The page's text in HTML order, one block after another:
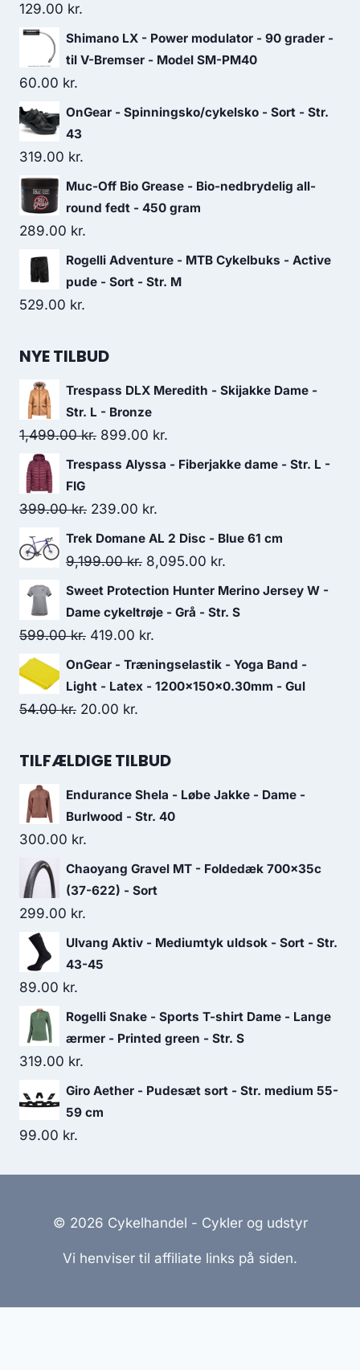
129.00 kr.
Shimano LX - Power modulator - 90 grader -
til V-Bremser - Model SM-PM40
60.00 kr.
OnGear - Spinningsko/cykelsko - Sort - Str.
43
319.00 kr.
Muc-Off Bio Grease - Bio-nedbrydelig all-
round fedt - 450 gram
289.00 kr.
Rogelli Adventure - MTB Cykelbuks - Active
pude - Sort - Str. M
529.00 kr.
NYE TILBUD
Trespass DLX Meredith - Skijakke Dame -
Str. L - Bronze
1,499.00kr. Original
price
1,499.00 kr..
899.00 kr.
price
Trespass Alyssa - Fiberjakke dame - Str. L -
FIG
399.00kr. Original
price
was:
239.00 kr.
price
is:
Trek Domane AL 2 Disc - Blue 61 cm
9,199.00kr. Original
price
was:
9,199.00 kr..
8,095.00 kr.
price
is:
Sweet Protection Hunter Merino Jersey W -
Dame cykeltrøje - Grå - Str. S
599.00kr. Original
price
was:
599.00 kr..
419.00 kr.
price
is:
OnGear - Træningselastik - Yoga Band -
Light - Latex - 1200x150x0.30mm - Gul
54.00kr. Original
was:
20.00 kr.
is:
TILFÆLDIGE TILBUD
Endurance Shela - Løbe Jakke - Dame -
Burlwood - Str. 40
300.00 kr.
Chaoyang Gravel MT - Foldedæk 700x35c
(37-622) - Sort
299.00 kr.
Ulvang Aktiv - Mediumtyk uldsok - Sort - Str.
43-45
89.00 kr.
Rogelli Snake - Sports T-shirt Dame - Lange
ærmer - Printed green - Str. S
319.00 kr.
Giro Aether - Pudesæt sort - Str. medium 55-
59 cm
99.00 kr.
© 2026 Cykelhandel - Cykler og udstyr
Vi henviser til affiliate links på siden.